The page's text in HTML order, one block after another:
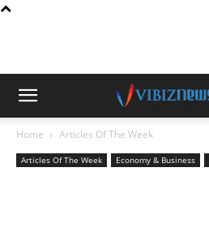
Home Articles Of The Week
Articles Of The Week Economy & Business